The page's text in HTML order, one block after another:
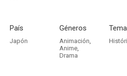
País
Japón
Géneros
Animación,
Anime,
Drama